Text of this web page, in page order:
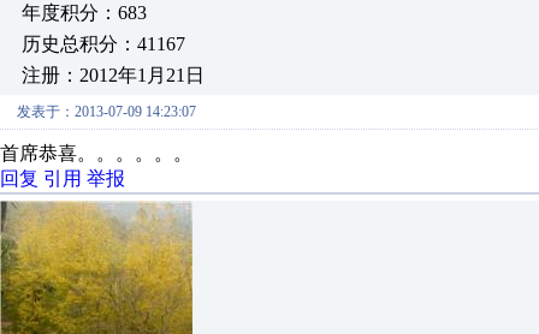
年度积分：683
历史总积分：41167
注册：2012年1月21日
发表于：2013-07-09 14:23:07
首席恭喜。。。。。。
回复 引用 举报